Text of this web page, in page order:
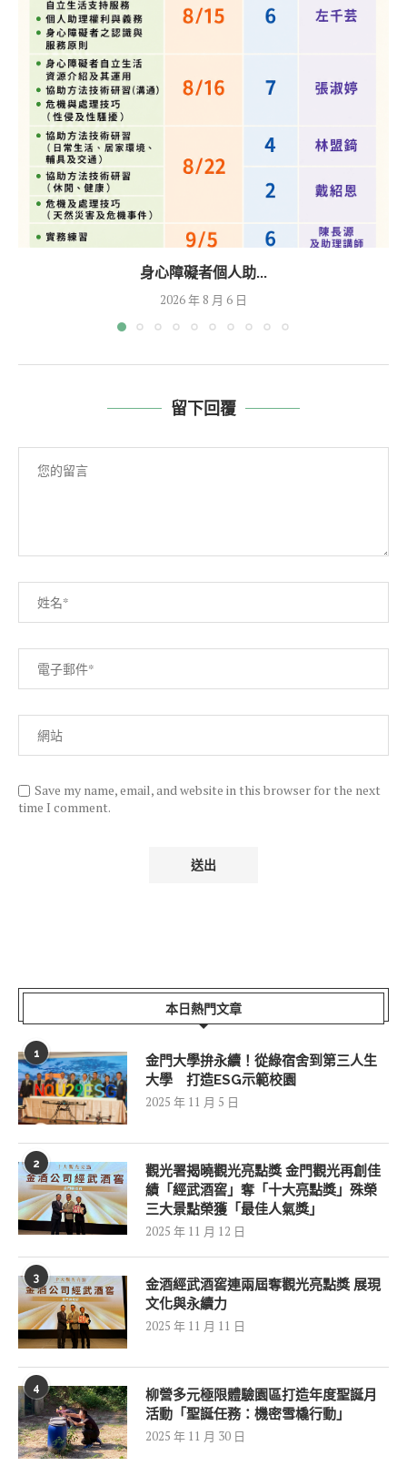
身心障礙者個人助...
2026 年 8 月 6 日
留下回覆
Save my name, email, and website in this browser for the next
time I comment.
本日熱門文章
1
金門大學拚永續！從綠宿舍到第三人生
大學 打造ESG示範校園
2025 年 11 月 5 日
2
觀光署揭曉觀光亮點獎 金門觀光再創佳
績「經武酒窖」奪「十大亮點獎」殊榮
三大景點榮獲「最佳人氣獎」
2025 年 11 月 12 日
3
金酒經武酒窖連兩屆奪觀光亮點獎 展現
文化與永續力
2025 年 11 月 11 日
4
柳營多元極限體驗園區打造年度聖誕月
活動「聖誕任務：機密雪橇行動」
2025 年 11 月 30 日